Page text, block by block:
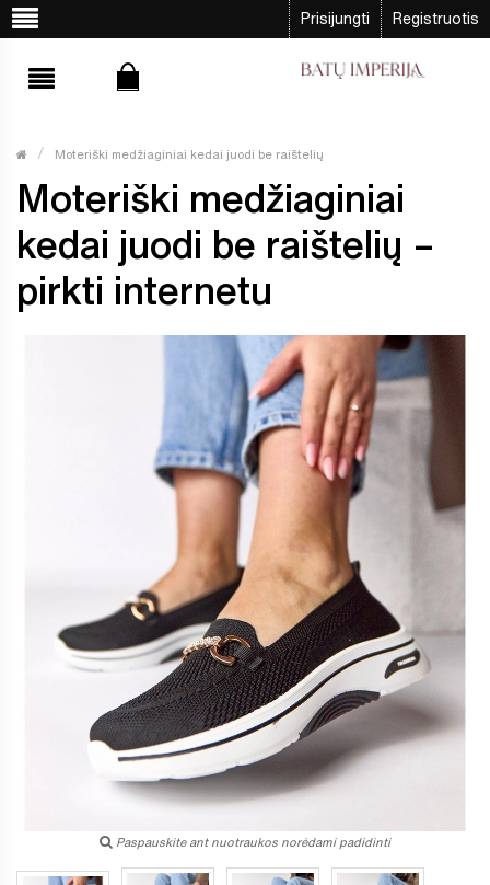
Prisijungti Registruotis
Moteriški medžiaginiai kedai juodi be raištelių
Moteriški medžiaginiai
kedai juodi be raištelių –
pirkti internetu
Paspauskite ant nuotraukos norėdami padidinti